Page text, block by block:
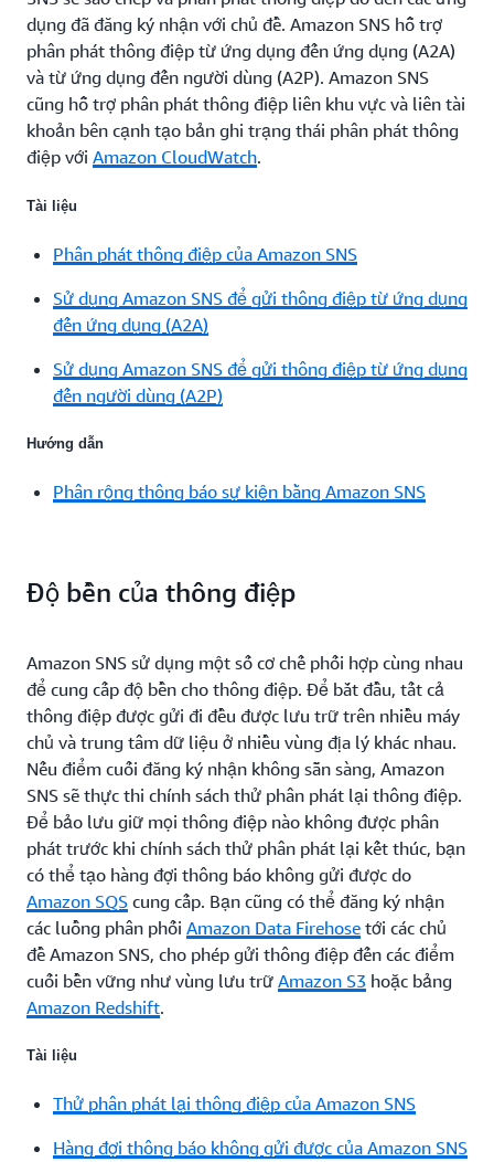
dụng đã đăng ký nhận với chủ đề. Amazon SNS hỗ trợ
phân phát thông điệp từ ứng dụng đến ứng dụng (A2A)
và từ ứng dụng đến người dùng (A2P). Amazon SNS
cũng hỗ trợ phân phát thông điệp liên khu vực và liên tài
khoản bên cạnh tạo bản ghi trạng thái phân phát thông
điệp với Amazon CloudWatch.
Tài liệu
Phân phát thông điệp của Amazon SNS
Sử dụng Amazon SNS để gửi thông điệp từ ứng dụng
đến ứng dụng (A2A)
Sử dụng Amazon SNS để gửi thông điệp từ ứng dụng
đến người dùng (A2P)
Hướng dẫn
Phân rộng thông báo sự kiện bằng Amazon SNS
Độ bền của thông điệp
Amazon SNS sử dụng một số cơ chế phối hợp cùng nhau
để cung cấp độ bền cho thông điệp. Để bắt đầu, tất cả
thông điệp được gửi đi đều được lưu trữ trên nhiều máy
chủ và trung tâm dữ liệu ở nhiều vùng địa lý khác nhau.
Nếu điểm cuối đăng ký nhận không sẵn sàng, Amazon
SNS sẽ thực thi chính sách thử phân phát lại thông điệp.
Để bảo lưu giữ mọi thông điệp nào không được phân
phát trước khi chính sách thử phân phát lại kết thúc, bạn
có thể tạo hàng đợi thông báo không gửi được do
Amazon SQS cung cấp. Bạn cũng có thể đăng ký nhận
các luồng phân phối Amazon Data Firehose tới các chủ
đề Amazon SNS, cho phép gửi thông điệp đến các điểm
cuối bền vững như vùng lưu trữ Amazon S3 hoặc bảng
Amazon Redshift.
Tài liệu
Thử phân phát lại thông điệp của Amazon SNS
Hàng đợi thông báo không gửi được của Amazon SNS